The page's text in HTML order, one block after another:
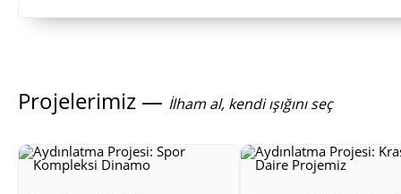
Projelerimiz — İlham al, kendi ışığını seç